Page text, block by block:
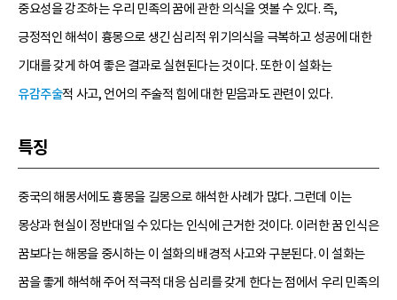
중요성을 강조하는 우리 민족의 꿈에 관한 의식을 엿볼 수 있다. 즉,
긍정적인 해석이 흉몽으로 생긴 심리적 위기의식을 극복하고 성공에 대한
기대를 갖게 하여 좋은 결과로 실현된다는 것이다. 또한 이 설화는
유감주술적 사고, 언어의 주술적 힘에 대한 믿음과도 관련이 있다.
특징
중국의 해몽서에도 흉몽을 길몽으로 해석한 사례가 많다. 그런데 이는
몽상과 현실이 정반대일 수 있다는 인식에 근거한 것이다. 이러한 꿈 인식은
꿈보다는 해몽을 중시하는 이 설화의 배경적 사고와 구분된다. 이 설화는
꿈을 좋게 해석해 주어 적극적 대응 심리를 갖게 한다는 점에서 우리 민족의